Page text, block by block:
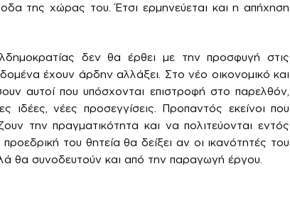
της χώρας του. Έτσι ερμηνεύεται και η απήχηση
δεν θα έρθει με την προσφυγή στις
έχουν άρδην αλλάξει. Στο νέο οικονομικό και
αυτοί που υπόσχονται επιστροφή στο παρελθόν,
ιδέες, νέες προσεγγίσεις. Προπαντός εκείνοι που
την πραγματικότητα και να πολιτεύονται εντός
του θητεία θα δείξει αν οι ικανότητές του
θα συνοδευτούν και από την παραγωγή έργου.